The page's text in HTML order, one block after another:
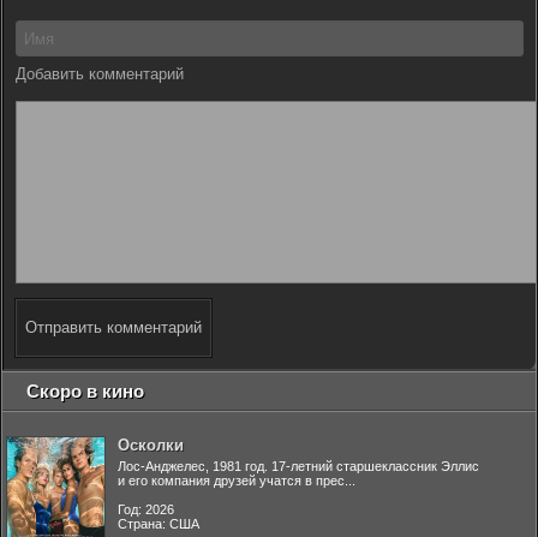
Добавить комментарий
Отправить комментарий
Скоро в кино
Осколки
Лос-Анджелес, 1981 год. 17-летний старшеклассник Эллис
и его компания друзей учатся в прес...
Год: 2026
Страна: США